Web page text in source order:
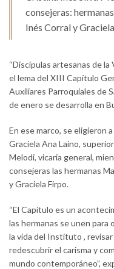
consejeras:
Inés Corral y
“Discípulas artesanas de la
el lema del XIII Capítulo
Auxiliares Parroquiales de
de enero se desarrolla en
En ese marco, se eligieron
Graciela Ana Laino,
Melodi, vicaria general,
consejeras las hermanas
y Graciela Firpo.
“El Capitulo es un
las hermanas se unen para
la vida del Instituto , revisar
redescubrir el carisma y
mundo contemporáneo”,